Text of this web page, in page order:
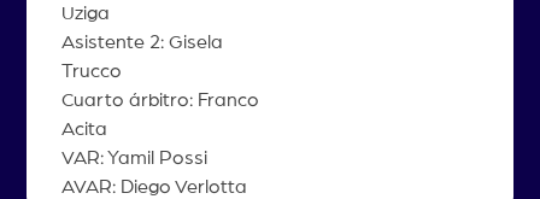
Uziga
Asistente 2: Gisela
Trucco
Cuarto árbitro: Franco
Acita
VAR: Yamil Possi
AVAR: Diego Verlotta